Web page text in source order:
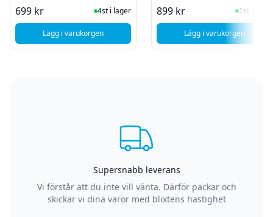
699 kr I Lager
4st i lager
Lägg i varukorgen, Apple iPhone 11 - Byte av vibrationsmotor
899 kr I Lager
1st i lager
Lägg i varukorgen
, Apple iPhone
Supersnabb leverans
Vi förstår att du inte vill vänta. Därför packar och
skickar vi dina varor med blixtens hastighet